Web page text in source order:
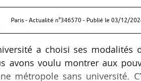
Paris - Actualité n°346570 - Publié le 03/12/
a choisi ses modalités
avons voulu montrer aux
métropole sans université.